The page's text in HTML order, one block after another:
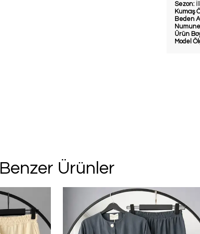
Sezon:
Kumaş
Beden
Ürün
Model
Benzer Ürünler